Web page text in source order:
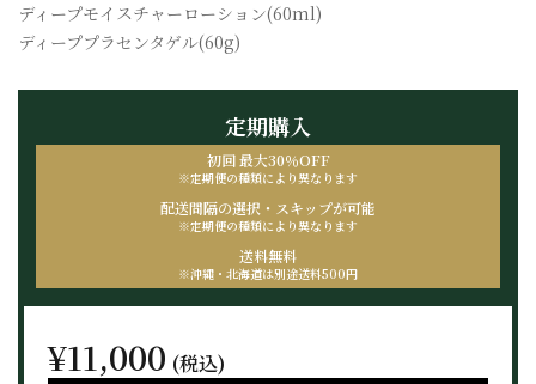
ディープモイスチャーローション(60ml)
ディーププラセンタゲル(60g)
定期購入
初回 最大30％OFF
※定期便の種類により異なります
配送間隔の選択・ スキップが可能
※定期便の種類により異なります
送料無料
※沖縄・北海道は別途送料500円
¥11,000 (税込)